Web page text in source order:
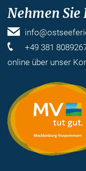
Nehmen
+49 381
online über unser